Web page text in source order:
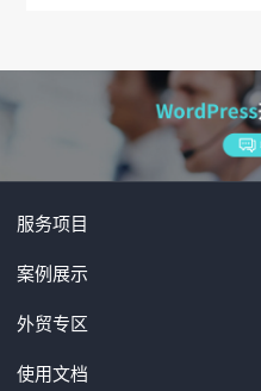
服务项目
案例展示
外贸专区
使用文档